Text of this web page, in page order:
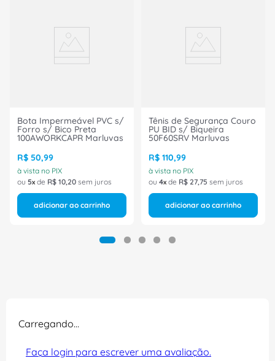
Bota Impermeável PVC s/
Forro s/ Bico Preta
100AWORKCAPR Marluvas
R$ 50,99
à vista no PIX
ou 5 de R$ 10,20 sem juros
adicionar ao carrinho
Tênis de Segurança Couro
PU BID s/ Biqueira
50F60SRV Marluvas
R$ 110,99
à vista no PIX
ou 4 de R$ 27,75 sem juros
adicionar ao carrinho
Carregando…
Faça login para escrever uma avaliação.